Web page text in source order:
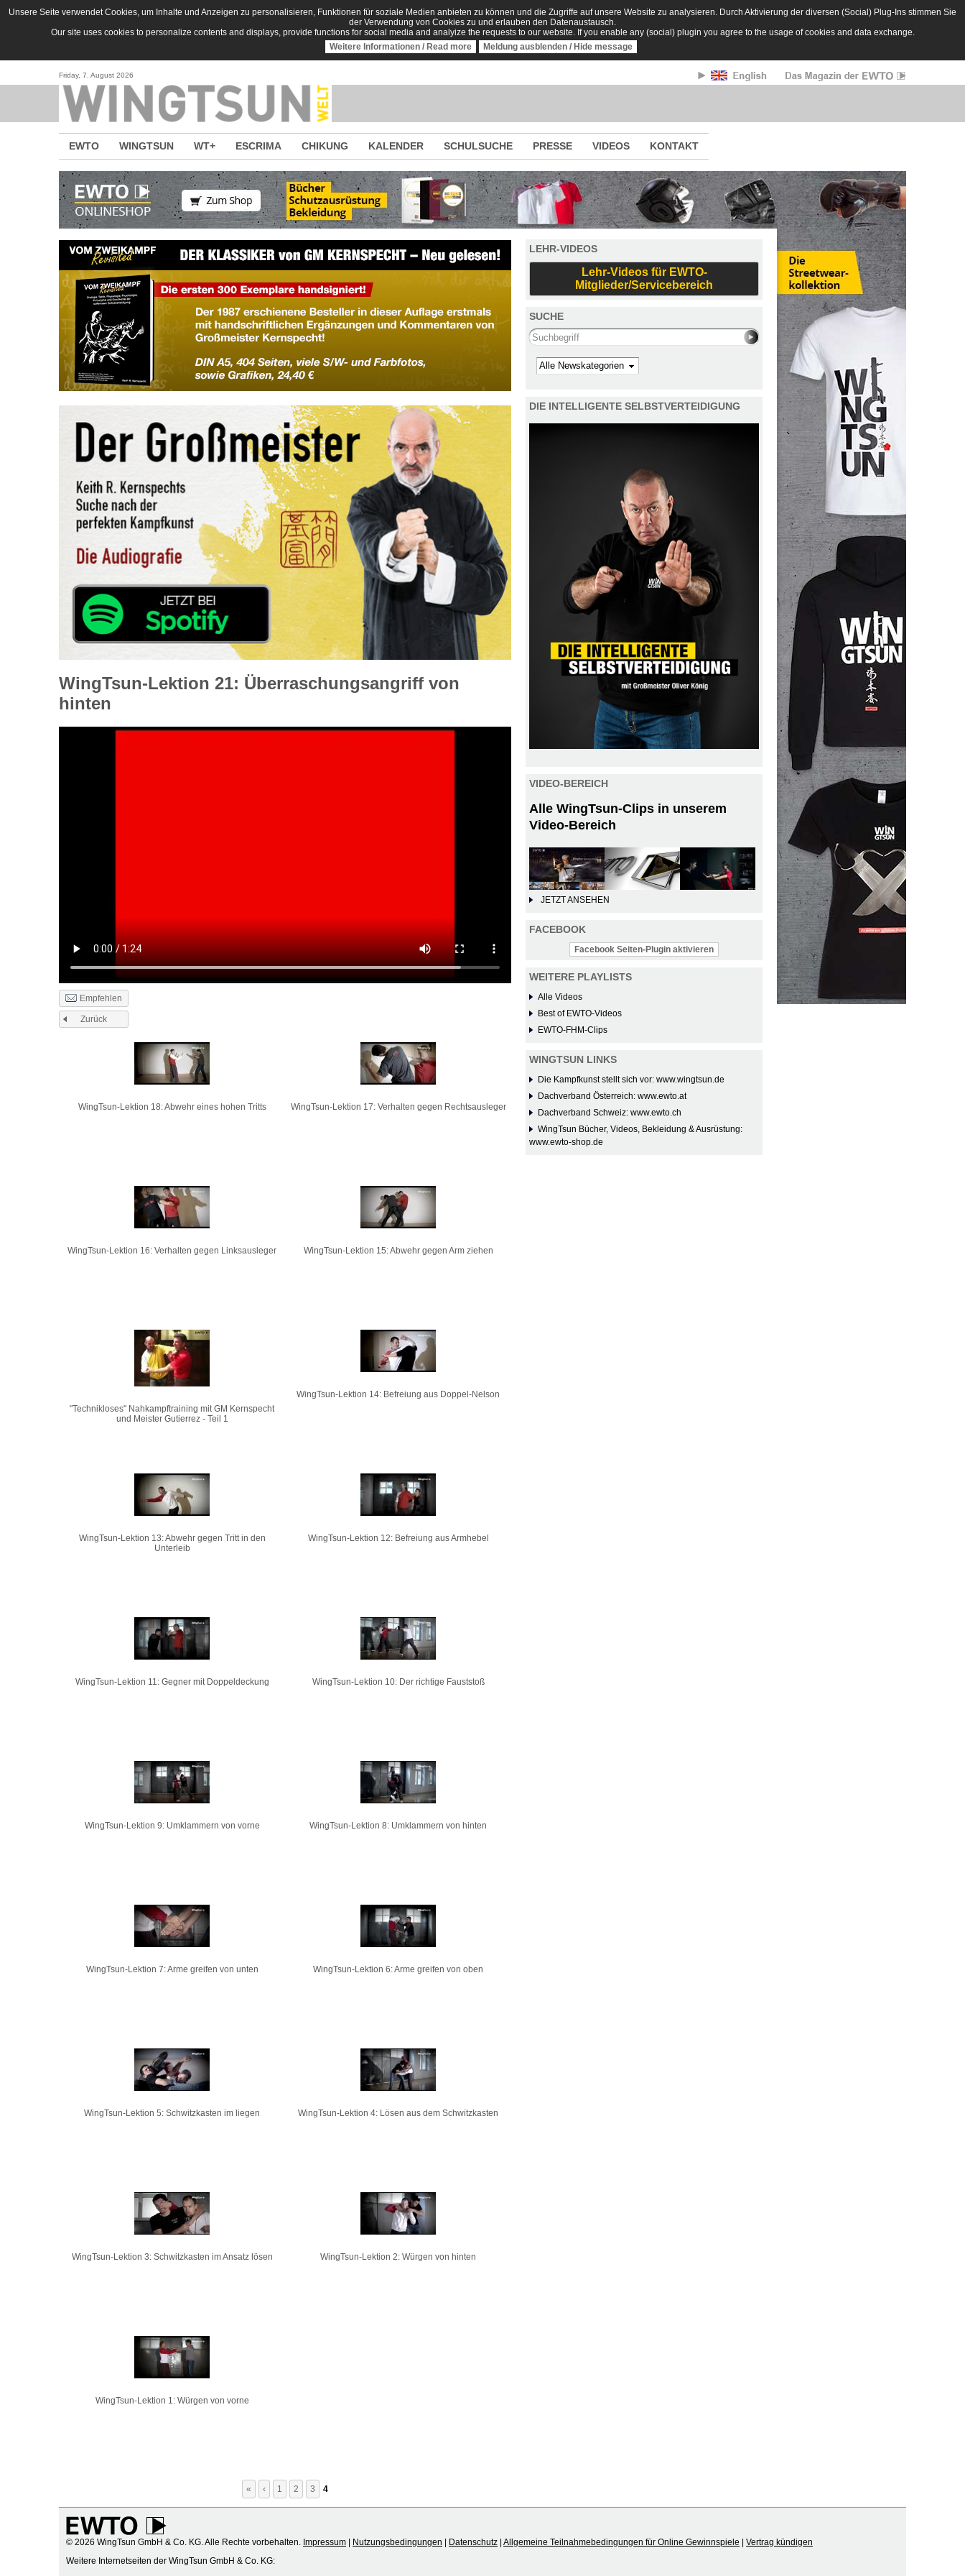
Direkt zum Inhalt
Unsere Seite verwendet Cookies, um Inhalte und Anzeigen zu personalisieren, Funktionen für soziale Medien anbieten zu können und die Zugriffe auf unsere Website zu analysieren. Durch Aktivierung der diversen (Social) Plug-Ins stimmen Sie
der Verwendung von Cookies zu und erlauben den Datenaustausch.
Our site uses cookies to personalize contents and displays, provide functions for social media and analyize the requests to our website. If you enable any (social) plugin you agree to the usage of cookies and data exchange.
Weitere Informationen / Read more
Meldung ausblenden / Hide message
Friday, 7. August 2026
EWTO WINGTSUN WT+ ESCRIMA CHIKUNG KALENDER SCHULSUCHE PRESSE VIDEOS KONTAKT
WingTsun-Lektion 21: Überraschungsangriff von
hinten
Empfehlen
Zurück
WingTsun-Lektion 18: Abwehr eines hohen Tritts WingTsun-Lektion 17: Verhalten gegen Rechtsausleger
WingTsun-Lektion 16: Verhalten gegen Linksausleger WingTsun-Lektion 15: Abwehr gegen Arm ziehen
"Technikloses" Nahkampftraining mit GM Kernspecht
und Meister Gutierrez - Teil 1
WingTsun-Lektion 14: Befreiung aus Doppel-Nelson
WingTsun-Lektion 13: Abwehr gegen Tritt in den
Unterleib
WingTsun-Lektion 12: Befreiung aus Armhebel
WingTsun-Lektion 11: Gegner mit Doppeldeckung WingTsun-Lektion 10: Der richtige Fauststoß
WingTsun-Lektion 9: Umklammern von vorne WingTsun-Lektion 8: Umklammern von hinten
WingTsun-Lektion 7: Arme greifen von unten WingTsun-Lektion 6: Arme greifen von oben
WingTsun-Lektion 5: Schwitzkasten im liegen WingTsun-Lektion 4: Lösen aus dem Schwitzkasten
WingTsun-Lektion 3: Schwitzkasten im Ansatz lösen WingTsun-Lektion 2: Würgen von hinten
WingTsun-Lektion 1: Würgen von vorne
« ‹ 1 2 3 4
LEHR-VIDEOS
Lehr-Videos für EWTO-
Mitglieder/Servicebereich
SUCHE
Search this site
Kategorie
DIE INTELLIGENTE SELBSTVERTEIDIGUNG
VIDEO-BEREICH
Alle WingTsun-Clips in unserem
Video-Bereich
JETZT ANSEHEN
FACEBOOK
Facebook Seiten-Plugin aktivieren
WEITERE PLAYLISTS
Alle Videos
Best of EWTO-Videos
EWTO-FHM-Clips
WINGTSUN LINKS
Die Kampfkunst stellt sich vor: www.wingtsun.de
Dachverband Österreich: www.ewto.at
Dachverband Schweiz: www.ewto.ch
WingTsun Bücher, Videos, Bekleidung & Ausrüstung:
www.ewto-shop.de
© 2026 WingTsun GmbH & Co. KG. Alle Rechte vorbehalten. Impressum Nutzungsbedingungen Datenschutz Allgemeine Teilnahmebedingungen für Online Gewinnspiele
Vertrag kündigen
Weitere Internetseiten der WingTsun GmbH & Co. KG: